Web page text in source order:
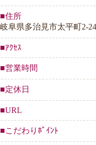
■住所
岐阜県多治見市太平町2-
■ｱｸｾｽ
■営業時間
■定休日
■URL
■こだわりﾎﾟｲﾝﾄ